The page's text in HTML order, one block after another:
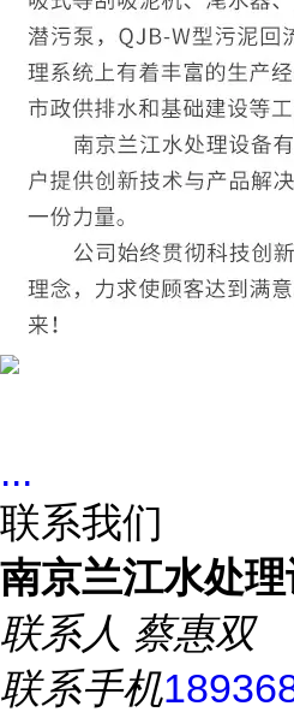
...
联系我们
南京兰江水处
联系人 蔡惠双
联系手机